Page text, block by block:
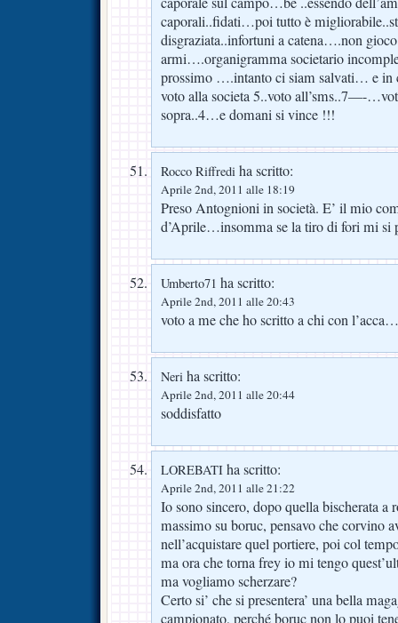
caporali..fidati…poi tutto è
disgraziata..infortuni a catena….non
armi….organigramma societario
prossimo ….intanto ci siam salvati… e in
voto alla societa 5..voto all’sms..7—-
sopra..4…e domani si vince !!!
Rocco Riffredi ha scritto:
Aprile 2nd, 2011 alle 18:19
Preso Antognioni in società. E’ il mio
d’Aprile…insomma se la tiro di fori mi si
Umberto71 ha scritto:
Aprile 2nd, 2011 alle 20:43
voto a me che ho scritto a chi con
Neri ha scritto:
Aprile 2nd, 2011 alle 20:44
soddisfatto
LOREBATI ha scritto:
Aprile 2nd, 2011 alle 21:22
Io sono sincero, dopo quella bischerata a
massimo su boruc, pensavo che corvino
nell’acquistare quel portiere, poi col
ma ora che torna frey io mi tengo
ma vogliamo scherzare?
Certo si’ che si presentera’ una bella
campionato, perché boruc non lo puoi